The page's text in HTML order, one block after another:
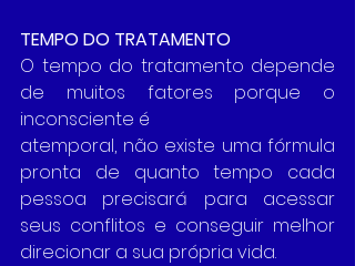
TEMPO DO TRATAMENTO
O tempo do tratamento depende
de muitos fatores porque o
inconsciente é
atemporal, não existe uma fórmula
pronta de quanto tempo cada
pessoa precisará para acessar
seus conflitos e conseguir melhor
direcionar a sua própria vida.